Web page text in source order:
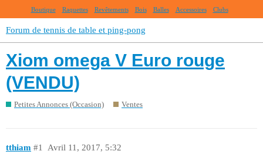
Boutique Raquettes Revêtements Bois Balles Accessoires Clubs
Forum de tennis de table et ping-pong
Xiom omega V Euro rouge
(VENDU)
Petites Annonces (Occasion) Ventes
tthiam Avril 11, 2017, 5:32
#1